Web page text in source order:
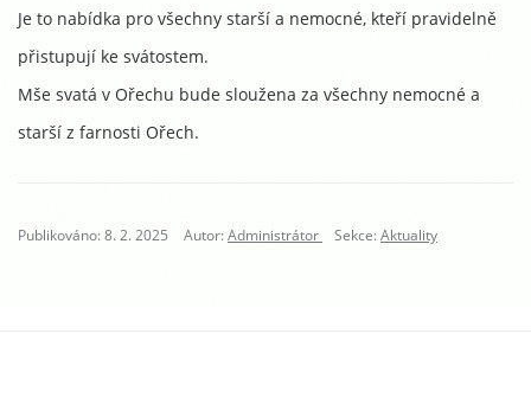
Je to nabídka pro všechny starší a nemocné, kteří pravidelně
přistupují ke svátostem.
Mše svatá v Ořechu bude sloužena za všechny nemocné a
starší z farnosti Ořech.
Publikováno: 8. 2. 2025 Autor:Administrátor Sekce:Aktuality